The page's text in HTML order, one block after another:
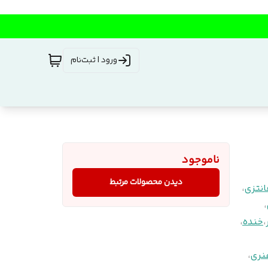
ورود | ثبت‌نام
،
،
،خنده،
،
ناموجود
دیدن محصولات مرتبط